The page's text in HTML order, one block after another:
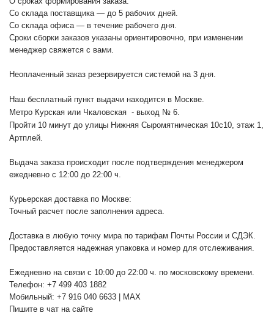
Со склада поставщика — до 5 рабочих дней.
Со склада офиса — в течение рабочего дня.
Сроки сборки заказов указаны ориентировочно, при изменении
менеджер свяжется с вами.
Неоплаченный заказ резервируется системой на 3 дня.
Наш бесплатный пункт выдачи находится в Москве.
Метро Курская или Чкаловская - выход № 6.
Пройти 10 минут до улицы Нижняя Сыромятническая 10с10, этаж 1,
Артплей.
Выдача заказа происходит после подтверждения менеджером
ежедневно с 12:00 до 22:00 ч.
Курьерская доставка по Москве:
Точный расчет после заполнения адреса.
Доставка в любую точку мира по тарифам Почты России и СДЭК.
Предоставляется надежная упаковка и номер для отслеживания.
Ежедневно на связи с 10:00 до 22:00 ч. по московскому времени.
Телефон: +7 499 403 1882
Мобильный: +7 916 040 6633 | MAX
Пишите в чат на сайте